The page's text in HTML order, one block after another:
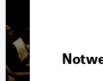
Google